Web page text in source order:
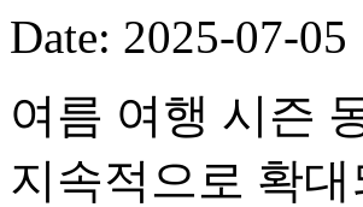
Date: 2025-07-05
여름 여행 시즌
지속적으로 확